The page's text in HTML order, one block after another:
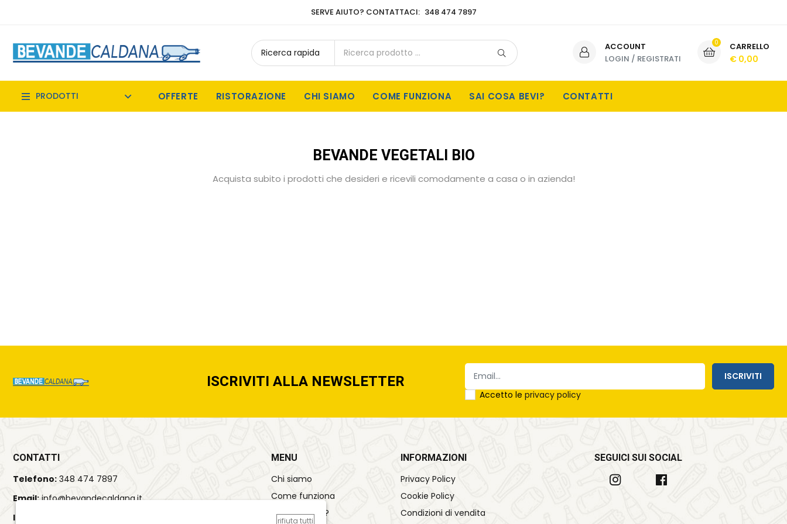
SERVE AIUTO? CONTATTACI: 348 474 7897
ACCOUNT
LOGIN / REGISTRATI
0 CARRELLO
€ 0,00
PRODOTTI OFFERTE RISTORAZIONE CHI SIAMO COME FUNZIONA SAI COSA BEVI? CONTATTI
BEVANDE VEGETALI BIO
Acquista subito i prodotti che desideri e ricevili comodamente a casa o in azienda!
ISCRIVITI ALLA NEWSLETTER
ISCRIVITI
Accetto leprivacy policy
CONTATTI
Telefono: 348 474 7897
Email: info@bevandecaldana.it
Indirizzo:
MENU
Chi siamo
Come funziona
Sai cosa bevi?
INFORMAZIONI
Privacy Policy
Cookie Policy
Condizioni di vendita
SEGUICI SUI SOCIAL
rifiuta tutti